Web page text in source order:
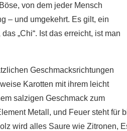
von dem jeder Mensch
– und umgekehrt. Es gilt, ein
„Chi“. Ist das erreicht, ist man
Geschmacksrichtungen
Karotten mit ihrem leicht
salzigen Geschmack zum
Metall, und Feuer steht für
wird alles Saure wie Zitronen,